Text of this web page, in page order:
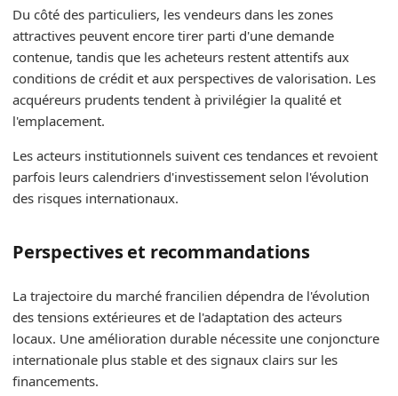
Du côté des particuliers, les vendeurs dans les zones
attractives peuvent encore tirer parti d'une demande
contenue, tandis que les acheteurs restent attentifs aux
conditions de crédit et aux perspectives de valorisation. Les
acquéreurs prudents tendent à privilégier la qualité et
l'emplacement.
Les acteurs institutionnels suivent ces tendances et revoient
parfois leurs calendriers d'investissement selon l'évolution
des risques internationaux.
Perspectives et recommandations
La trajectoire du marché francilien dépendra de l'évolution
des tensions extérieures et de l'adaptation des acteurs
locaux. Une amélioration durable nécessite une conjoncture
internationale plus stable et des signaux clairs sur les
financements.